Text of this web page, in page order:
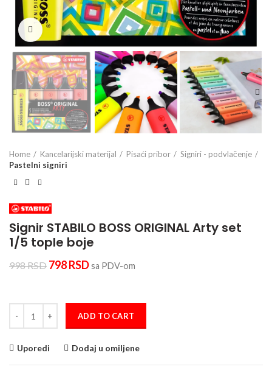
Click to enlarge
Home Kancelarijski materijal Pisaći pribor
Signiri - podvlačenje
Pastelni signiri
Signir STABILO BOSS ORIGINAL Arty set
1/5 tople boje
998RSD 798RSDsa PDV-om
ADD TO CART
Uporedi Dodaj u omiljene